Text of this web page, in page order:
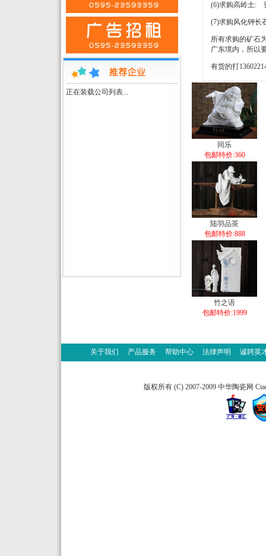
正在装载公司列表...
(6)求购高岭土:
(7)求购风化钾长
所有求购的矿石
广东境内，所以
有货的打
同乐
包邮特价:360
陆羽品茶
包邮特价:888
竹之语
包邮特价:1999
关于我们 产品服务 帮助中心 法律声明 诚聘英
版权所有 (C) 2007-2009 中华陶瓷网